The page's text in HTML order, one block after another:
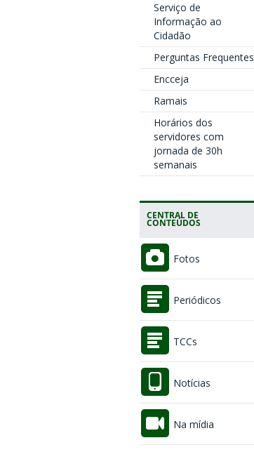
Serviço de
Informação ao
Cidadão
Perguntas Frequentes
Encceja
Ramais
Horários dos
servidores com
jornada de 30h
semanais
CENTRAL DE
CONTEÚDOS
Fotos
Periódicos
TCCs
Notícias
Na mídia